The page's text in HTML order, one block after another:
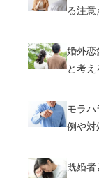
る注意
婚外恋
と考え
モラ
例や対
既婚